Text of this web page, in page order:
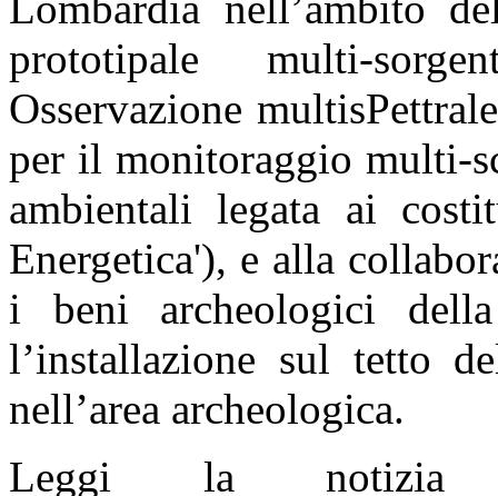
prototipale multi-
Osservazione
per il monitoraggio multi-
ambientali legata ai
Energetica'), e alla
i beni archeologici
l’installazione sul tetto
nell’area archeologica.
Leggi la